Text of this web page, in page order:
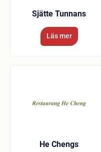
Sjätte Tunnans
Läs mer
He Chengs